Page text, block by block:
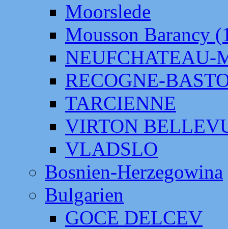
Moorslede
Mousson Barancy
NEUFCHATEAU-
RECOGNE-
TARCIENNE
VIRTON
VLADSLO
Bosnien-Herzegowina
Bulgarien
GOCE DELCEV